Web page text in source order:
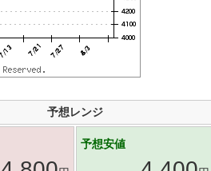
予想レンジ
予想安値